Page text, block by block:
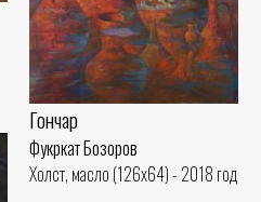
Гончар
Фукркат Бозоров
Холст, масло (126x64) - 2018 год